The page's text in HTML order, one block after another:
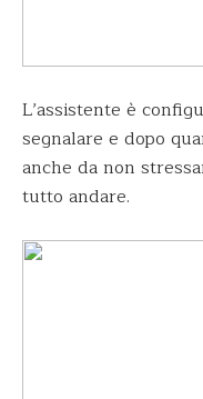
L’assistente è
segnalare e dopo
anche da non
tutto andare.